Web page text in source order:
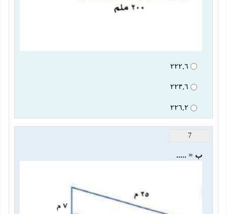
٢٢٢,٦
٢٢٣,٦
٢٢٦,٢
7
ب = .....